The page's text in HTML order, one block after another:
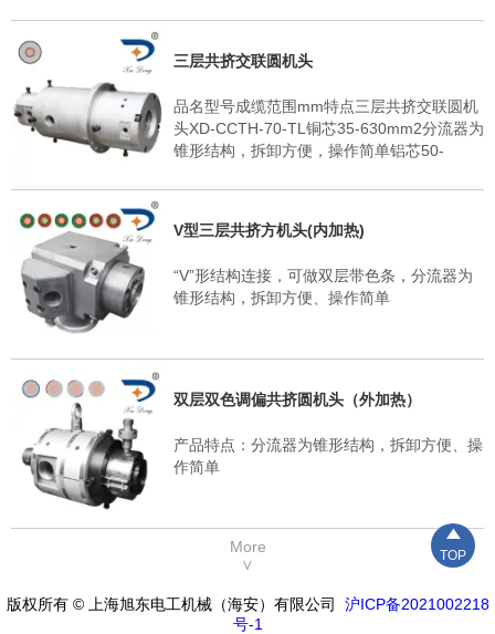
三层共挤交联圆机头
品名型号成缆范围mm特点三层共挤交联圆机
头XD-CCTH-70-TL铜芯35-630mm2分流器为
锥形结构，拆卸方便，操作简单铝芯50-
V型三层共挤方机头(内加热)
“V”形结构连接，可做双层带色条，分流器为
锥形结构，拆卸方便、操作简单
双层双色调偏共挤圆机头（外加热）
产品特点：分流器为锥形结构，拆卸方便、操
作简单
More
∨
版权所有 © 上海旭东电工机械（海安）有限公司 沪ICP备2021002218
号-1

TOP